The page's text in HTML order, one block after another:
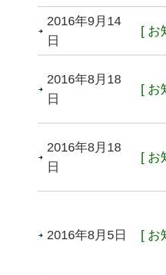
2016年9月14
日
[ お
2016年8月18
日
[ お
2016年8月18
日
[ お
2016年8月5日 [ お